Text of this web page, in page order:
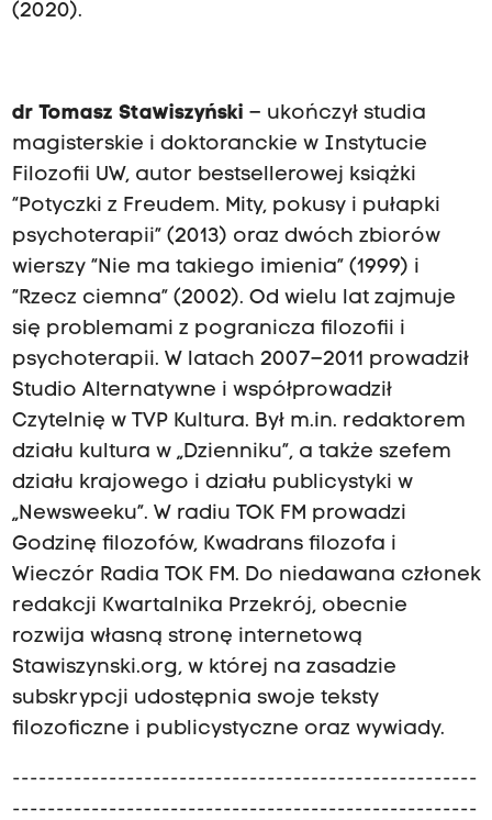
(2020).
dr Tomasz Stawiszyński – ukończył studia
magisterskie i doktoranckie w Instytucie
Filozofii UW, autor bestsellerowej książki
“Potyczki z Freudem. Mity, pokusy i pułapki
psychoterapii” (2013) oraz dwóch zbiorów
wierszy “Nie ma takiego imienia” (1999) i
“Rzecz ciemna” (2002). Od wielu lat zajmuje
się problemami z pogranicza filozofii i
psychoterapii. W latach 2007–2011 prowadził
Studio Alternatywne i współprowadził
Czytelnię w TVP Kultura. Był m.in. redaktorem
działu kultura w „Dzienniku”, a także szefem
działu krajowego i działu publicystyki w
„Newsweeku”. W radiu TOK FM prowadzi
Godzinę filozofów, Kwadrans filozofa i
Wieczór Radia TOK FM. Do niedawana członek
redakcji Kwartalnika Przekrój, obecnie
rozwija własną stronę internetową
Stawiszynski.org, w której na zasadzie
subskrypcji udostępnia swoje teksty
filozoficzne i publicystyczne oraz wywiady.
-----------------------------------------------------
-----------------------------------------------------